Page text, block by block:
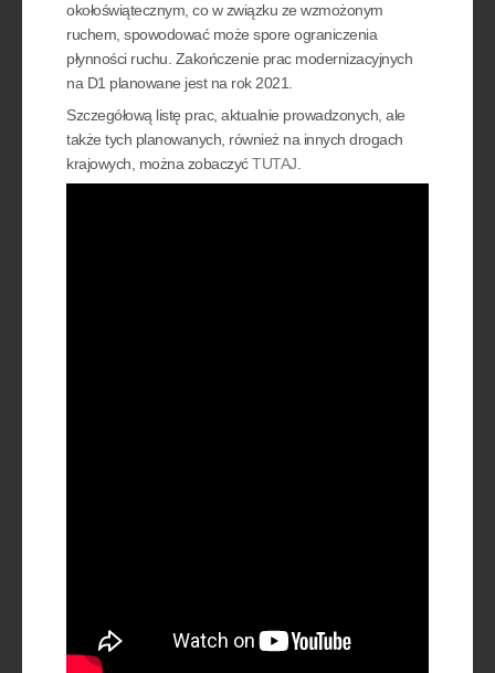
okołoświątecznym, co w związku ze wzmożonym
ruchem, spowodować może spore ograniczenia
płynności ruchu. Zakończenie prac modernizacyjnych
na D1 planowane jest na rok 2021.
Szczegółową listę prac, aktualnie prowadzonych, ale
także tych planowanych, również na innych drogach
krajowych, można zobaczyćTUTAJ.